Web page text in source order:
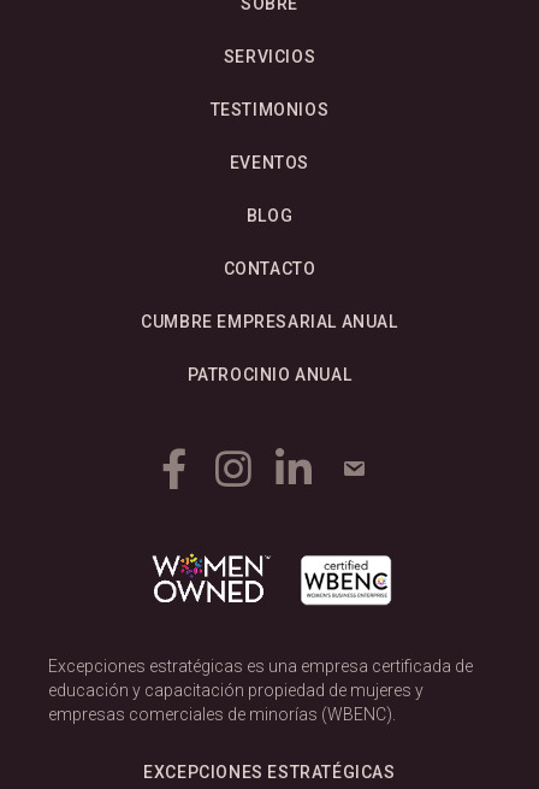
SERVICIOS
TESTIMONIOS
EVENTOS
BLOG
CONTACTO
CUMBRE EMPRESARIAL ANUAL
PATROCINIO ANUAL
Excepciones estratégicas es una empresa certificada de
educación y capacitación propiedad de mujeres y
empresas comerciales de minorías (WBENC).
EXCEPCIONES ESTRATÉGICAS